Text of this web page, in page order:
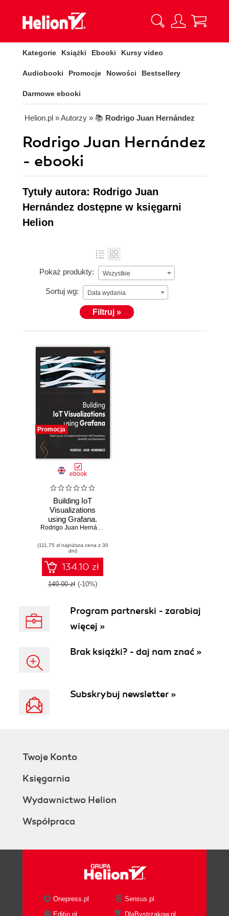
Kategorie Książki Ebooki Kursy video
Audiobooki Promocje Nowości Bestsellery
Darmowe ebooki
Helion.pl » Autorzy » 📚 Rodrigo Juan Hernández
Rodrigo Juan Hernández
- ebooki
Tytuły autora: Rodrigo Juan
Hernández dostępne w księgarni
Helion
Pokaż produkty: Wszystkie
Sortuj wg: Data wydania
Filtruj »
Promocja
ebook
Building IoT
Visualizations
using Grafana.
Power up your IoT
monitor with
Prometheus,
LibreNMS, and
Elasticsearch
Rodrigo Juan Hernández
(111,75 zł najniższa cena z 30
dni)
134.10 zł
149.00 zł (-10%)
Program partnerski - zarabiaj
więcej »
Brak książki? - daj nam znać »
Subskrybuj newsletter »
Twoje Konto
Księgarnia
Wydawnictwo Helion
Współpraca
Onepress.pl
Sensus.pl
Editio.pl
DlaBystrzakow.pl